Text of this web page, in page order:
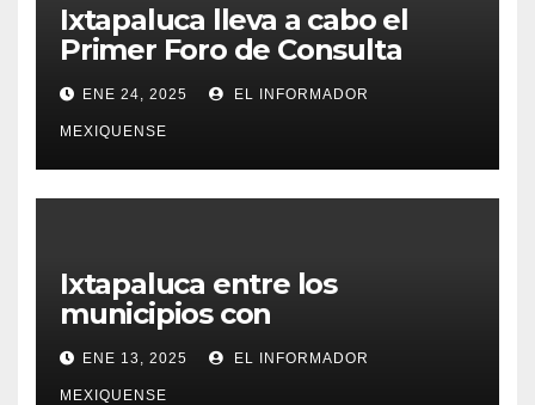
Ixtapaluca lleva a cabo el
Primer Foro de Consulta
Ciudadana»
ENE 24, 2025 EL INFORMADOR
MEXIQUENSE
Ixtapaluca entre los
municipios con
tarifas bajas en el servicio de
agua potable
ENE 13, 2025 EL INFORMADOR
MEXIQUENSE